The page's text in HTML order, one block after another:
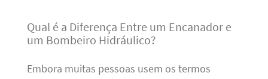
Qual é a Diferença Entre um Encanador e
um Bombeiro Hidráulico?
Embora muitas pessoas usem os termos